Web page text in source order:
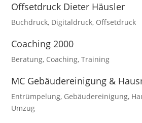
Offsetdruck Dieter Häusler
Buchdruck, Digitaldruck, Offsetdruck
Coaching 2000
Beratung, Coaching,Training
MC Gebäudereinigung &
Entrümpelung, Gebäudereinigung,
Umzug